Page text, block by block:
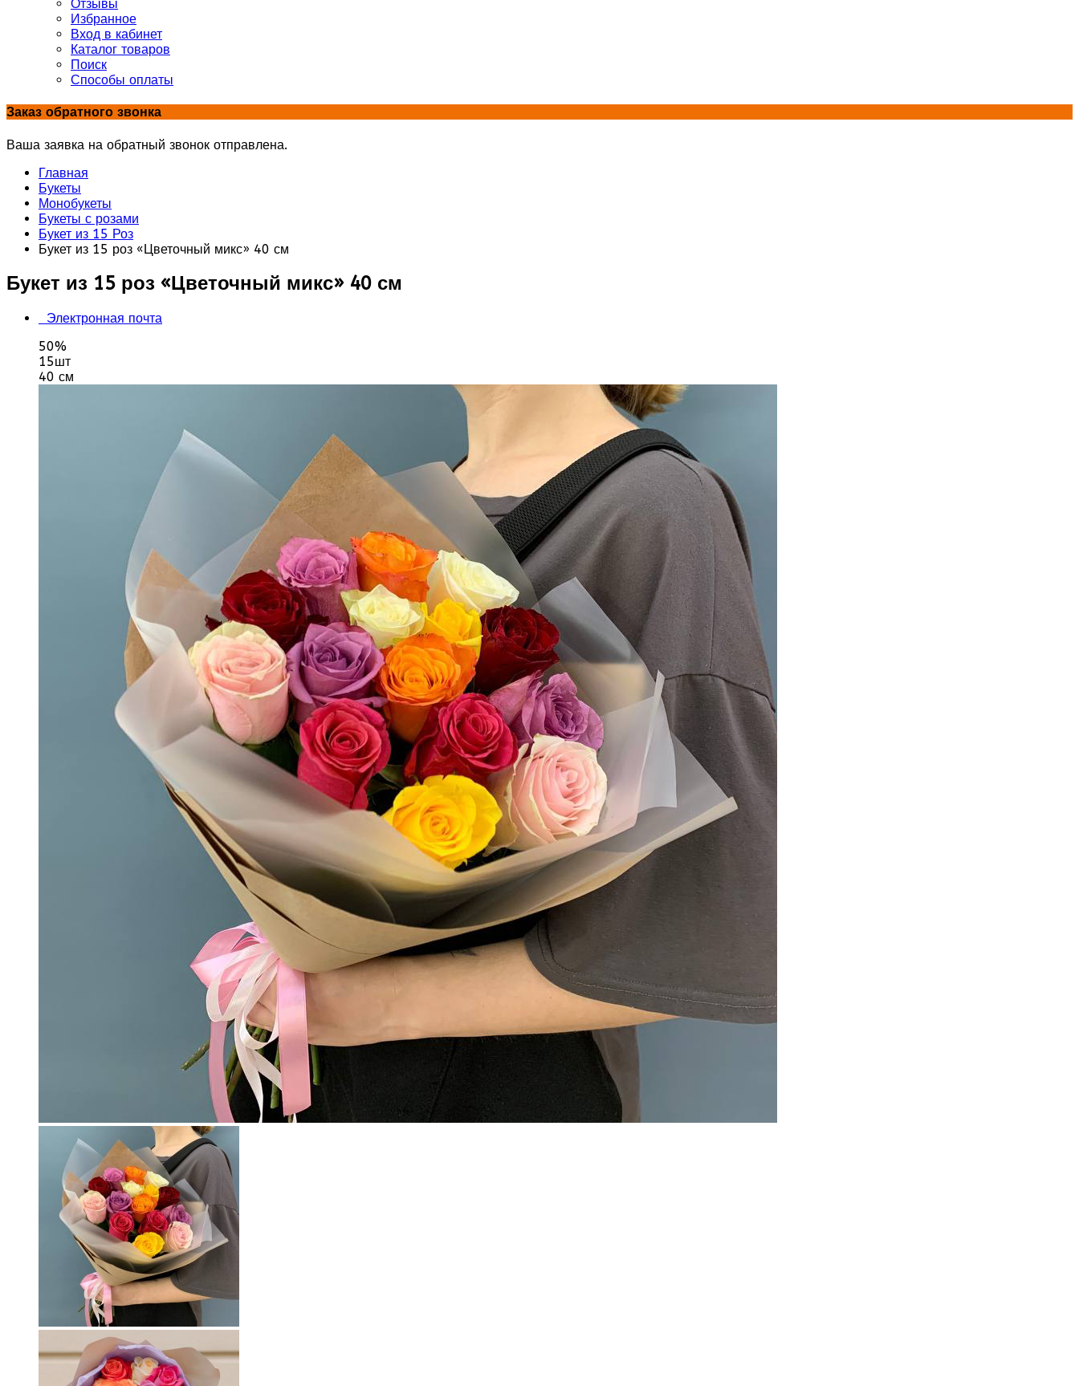
Отзывы
Избранное
Вход в кабинет
Каталог товаров
Поиск
Способы оплаты
Заказ обратного звонка
Ваша заявка на обратный звонок отправлена.
Главная
Букеты
Монобукеты
Букеты с розами
Букет из 15 Роз
Букет из 15 роз «Цветочный микс» 40 см
Букет из 15 роз «Цветочный микс» 40 см
Электронная почта
50%
15шт
40 см